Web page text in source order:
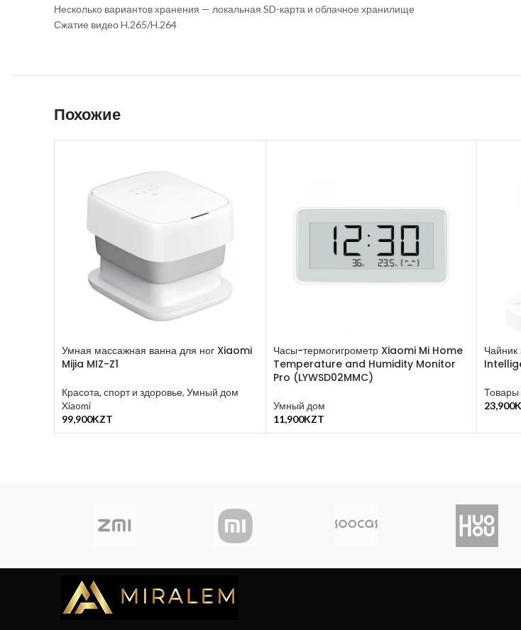
Несколько вариантов хранения — локальная SD-карта и облачное хранилище
Сжатие видео H.265/H.264
Похожие
Умная массажная ванна для ног Xiaomi
Mijia MIZ-Z1
Красота, спорт и здоровье, Умный дом
Xiaomi
99,900KZT
В Корзину
Часы-термогигрометр Xiaomi Mi Home
Temperature and Humidity Monitor
Pro (LYWSD02MMC)
Умный дом
11,900KZT
В Корзину
Товары
23,900